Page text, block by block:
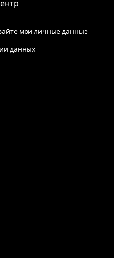
мои личные данные
данных